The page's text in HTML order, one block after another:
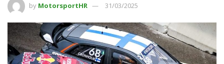
by MotorsportHR 31/03/2025